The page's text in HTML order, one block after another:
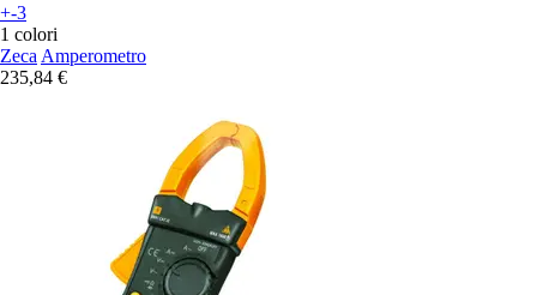
+-3
1 colori
Zeca Amperometro
235,84 €